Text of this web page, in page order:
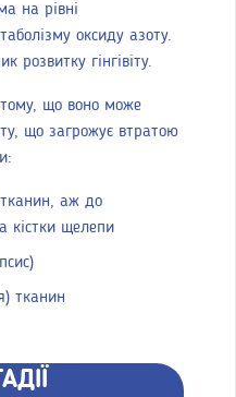
на рівні
оксиду азоту.
розвитку гінгівіту.
що воно може
що загрожує втратою
тканин, аж до
кістки щелепи
тканин